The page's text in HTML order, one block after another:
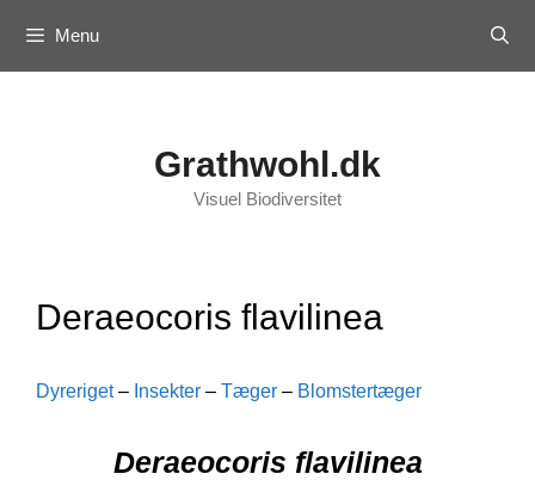
content
Menu
Grathwohl.dk
Visuel Biodiversitet
Deraeocoris flavilinea
Dyreriget– Insekter – Tæger – Blomstertæger
Deraeocoris flavilinea